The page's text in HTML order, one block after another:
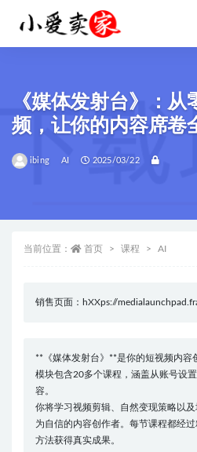
《媒体发射台》：
频，让你的内容席卷
ibing AI 2025/03/22
当前位置： 首页 课程 AI
销售页面：hXXps://
**《媒体发射台》**是你的短视频内容
模块包含20多个课程，涵盖从账号设
容。
你将学习视频剪辑、自然变现策略以
为自信的内容创作者。每节课程都经
方法获得真实成果。